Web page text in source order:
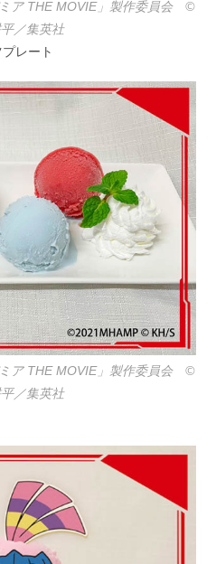
ア THE MOVIE」製作委員会 ©️
／集英社
レート
ア THE MOVIE」製作委員会 ©️
／集英社